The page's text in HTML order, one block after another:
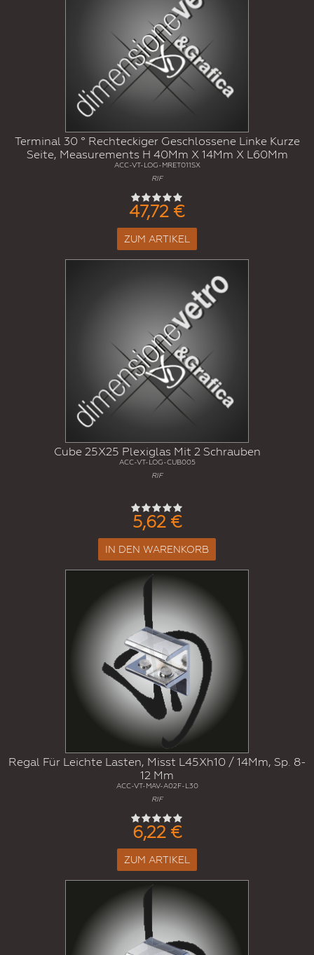
Terminal 30 ° Rechteckiger Geschlossene Linke Kurze
Seite, Measurements H 40Mm X 14Mm X L60Mm
ACC-VT-LOG-MRET011SX
RIF
47,72 €
ZUM ARTIKEL
Cube 25X25 Plexiglas Mit 2 Schrauben
ACC-VT-LOG-CUB005
RIF
5,62 €
IN DEN WARENKORB
Regal Für Leichte Lasten, Misst L45Xh10 / 14Mm, Sp. 8-
12 Mm
ACC-VT-MAV-A02F-L30
RIF
6,22 €
ZUM ARTIKEL